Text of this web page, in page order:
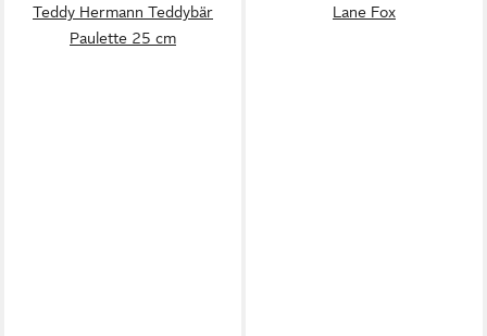
Teddy Hermann Teddybär
Paulette 25 cm
Lane Fox